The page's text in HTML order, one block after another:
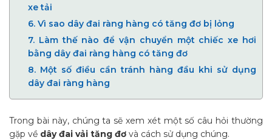
xe tải
6. Vì sao dây đai ràng hàng có tăng đơ bị lỏng
7. Làm thế nào để vận chuyển một chiếc xe hơi
bằng dây đai ràng hàng có tăng đơ
8. Một số điều cần tránh hàng đầu khi sử dụng
dây đai ràng hàng
Trong bài này, chúng ta sẽ xem xét một số câu hỏi thường
gặp về dây đai vải tăng đơ và cách sử dụng chúng.